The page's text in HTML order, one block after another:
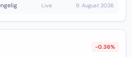
Live 9. August 2026
-0.36%